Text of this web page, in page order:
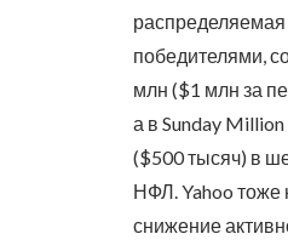
победителями,
млн ($1 млн за
а в Sunday
($500 тысяч) в
НФЛ. Yahoo тоже
снижение